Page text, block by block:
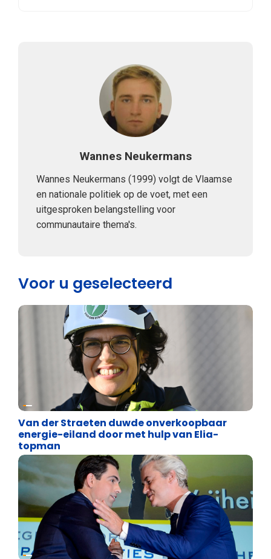
Wannes Neukermans
Wannes Neukermans (1999) volgt de Vlaamse
en nationale politiek op de voet, met een
uitgesproken belangstelling voor
communautaire thema's.
Voor u geselecteerd
PAL PLUS
Van der Straeten duwde onverkoopbaar
energie-eiland door met hulp van Elia-
topman
Internationale politiek